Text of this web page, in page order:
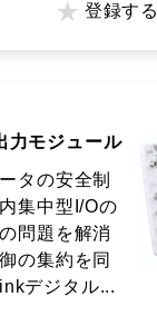
登録する
力モジュール
タの安全制
集中型I/Oの
問題を解消
の集約を同
デジタル...